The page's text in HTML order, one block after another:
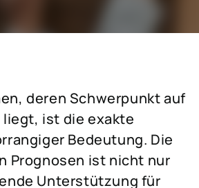
deren Schwerpunkt auf
ist die exakte
Bedeutung. Die
Prognosen ist nicht nur
Unterstützung für